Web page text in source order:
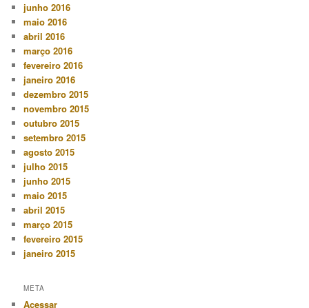
junho 2016
maio 2016
abril 2016
março 2016
fevereiro 2016
janeiro 2016
dezembro 2015
novembro 2015
outubro 2015
setembro 2015
agosto 2015
julho 2015
junho 2015
maio 2015
abril 2015
março 2015
fevereiro 2015
janeiro 2015
META
Acessar